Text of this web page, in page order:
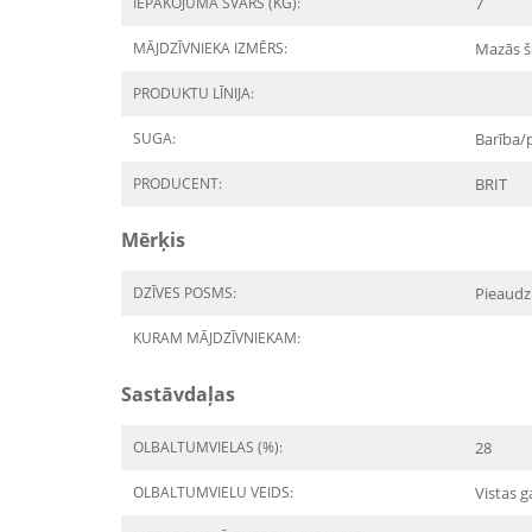
MĀJDZĪVNIEKA IZMĒRS: Mazās
PRODUKTU LĪNIJA:
SUGA: Barība/
PRODUCENT: BRIT
Mērķis
DZĪVES POSMS:
KURAM MĀJDZĪVNIEKAM:
Sastāvdaļas
OLBALTUMVIELAS (%): 28
OLBALTUMVIELU VEIDS: Vistas